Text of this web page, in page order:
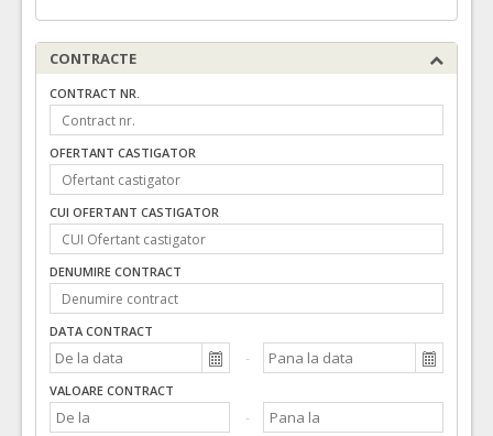
CONTRACTE
CONTRACT NR.
OFERTANT CASTIGATOR
CUI OFERTANT CASTIGATOR
DENUMIRE CONTRACT
DATA CONTRACT
VALOARE CONTRACT